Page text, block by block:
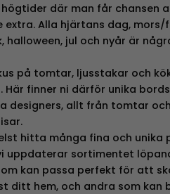
där man får chansen
Alla hjärtans dag, mors/
halloween, jul och nyår är
på tomtar, ljusstakar och
Här finner ni därför unika
designers, allt från tomtar
hitta många fina och unika
uppdaterar sortimentet
kan passa perfekt för att
ditt hem, och andra som kan